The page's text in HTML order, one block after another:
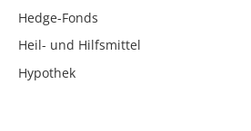
Hedge-Fonds
Heil- und Hilfsmittel
Hypothek